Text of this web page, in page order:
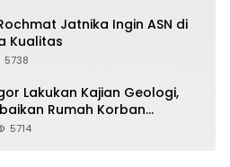
Jatnika Ingin ASN di
Kualitas
5738
Lakukan Kajian Geologi,
Rumah Korban
5714